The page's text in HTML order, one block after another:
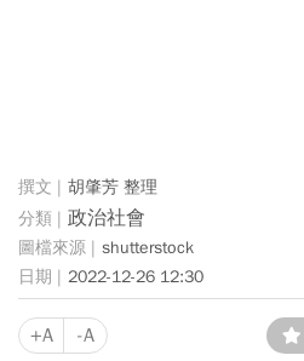
胡肇芳 整理
政治社會
shutterstock
2022-12-26 12:30
+A -A